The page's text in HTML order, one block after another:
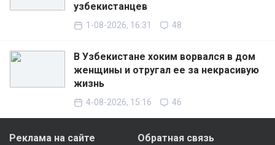
узбекистанцев
1-08-2026, 16:31 48
В Узбекистане хоким ворвался в дом
женщины и отругал ее за некрасивую
жизнь
4-08-2026, 15:16 46
Реклама на сайте Обратная связь